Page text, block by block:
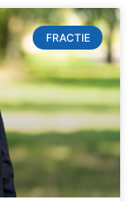
FRACTIE